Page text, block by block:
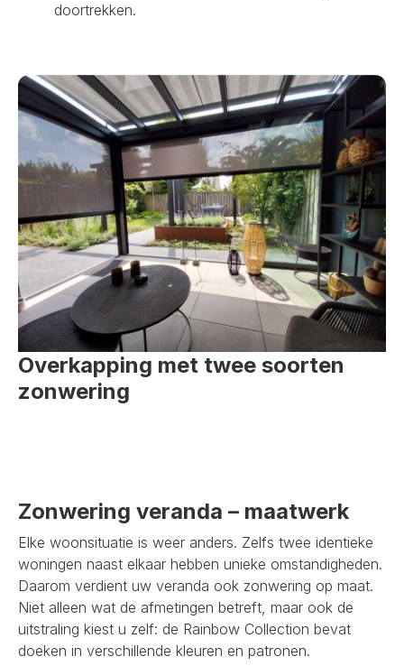
doortrekken.
Overkapping met twee soorten
zonwering
Zonwering veranda – maatwerk
Elke woonsituatie is weer anders. Zelfs twee identieke
woningen naast elkaar hebben unieke omstandigheden.
Daarom verdient uw veranda ook zonwering op maat.
Niet alleen wat de afmetingen betreft, maar ook de
uitstraling kiest u zelf: de Rainbow Collection bevat
doeken in verschillende kleuren en patronen.